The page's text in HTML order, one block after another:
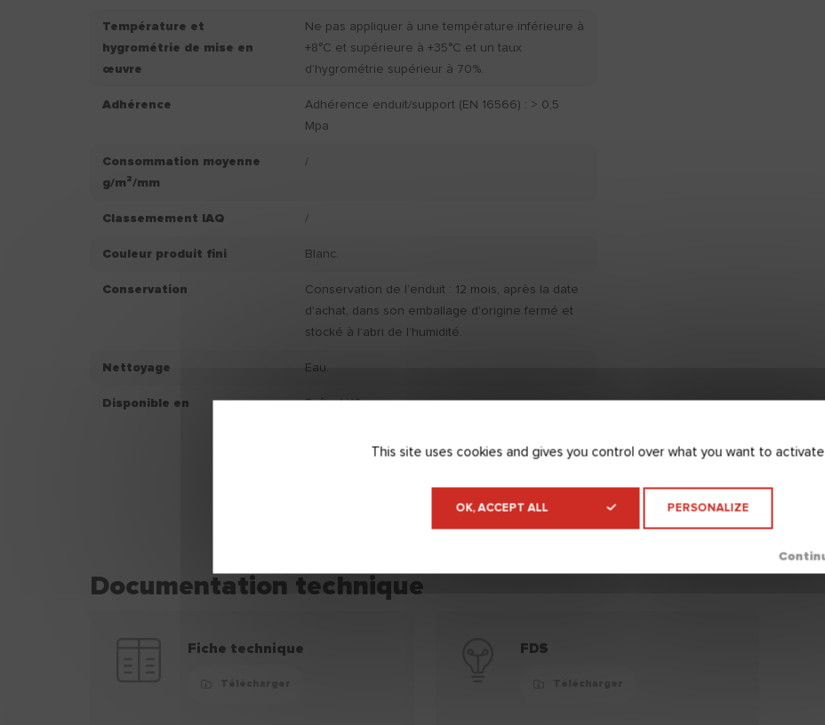
Température et
hygrométrie de mise en
œuvre
Ne pas appliquer à une température inférieure à
+8°C et supérieure à +35°C et un taux
d’hygrométrie supérieur à 70%.
Adhérence
Adhérence enduit/support (EN 16566) : > 0,5
Mpa
Consommation moyenne
g/m²/mm
/
Classemement IAQ /
Couleur produit fini Blanc.
Conservation
Conservation de l’enduit : 12 mois, après la date
d'achat, dans son emballage d'origine fermé et
stocké à l’abri de l’humidité.
Nettoyage Eau.
Disponible en
Boîte 1 KG
Documentation technique
Fiche technique FDS
This site uses cookies and gives you control over what you want to activate
OK, ACCEPT ALL PERSONALIZE